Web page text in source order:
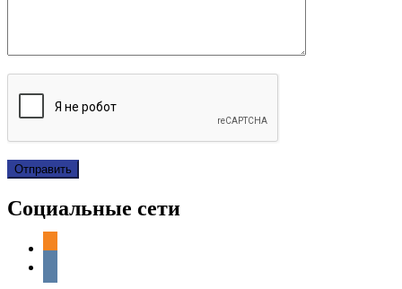
Социальные сети